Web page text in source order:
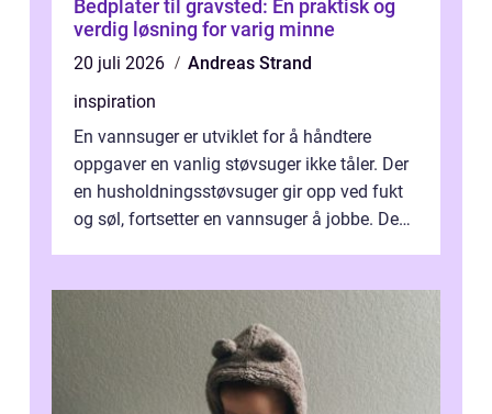
Bedplater til gravsted: En praktisk og
verdig løsning for varig minne
20 juli 2026
Andreas Strand
inspiration
En vannsuger er utviklet for å håndtere
oppgaver en vanlig støvsuger ikke tåler. Der
en husholdningsstøvsuger gir opp ved fukt
og søl, fortsetter en vannsuger å jobbe. Den